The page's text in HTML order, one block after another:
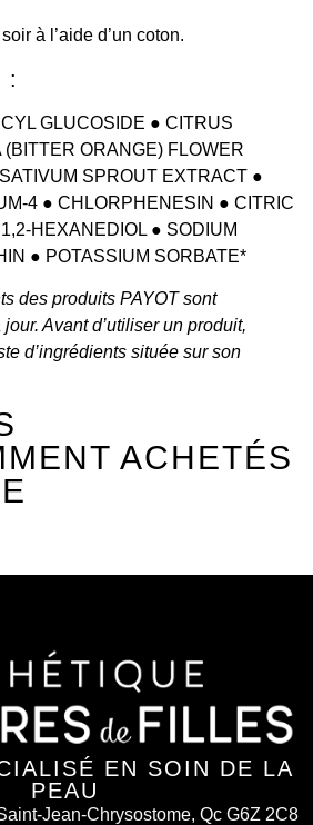
à l’aide d’un coton.
:
GLUCOSIDE ● CITRUS
ORANGE) FLOWER
SPROUT EXTRACT ●
4 ● CHLORPHENESIN ● CITRIC
HEXANEDIOL ● SODIUM
● POTASSIUM SORBATE*
des produits PAYOT sont
Avant d’utiliser un produit,
d’ingrédients située sur son
ACHETÉS
EN SOIN DE LA
PEAU
Jean-Chrysostome, Qc G6Z 2C8